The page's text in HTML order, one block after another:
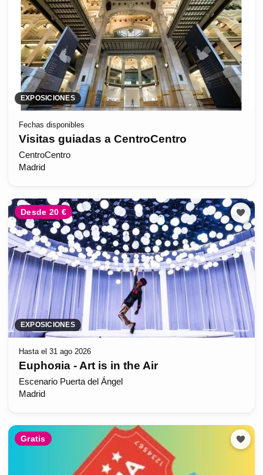
EXPOSICIONES
Fechas disponibles
Visitas guiadas a CentroCentro
CentroCentro
Madrid
Desde 20 €
EXPOSICIONES
Hasta el 31 ago 2026
Euphoяia - Art is in the Air
Escenario Puerta del Ángel
Madrid
Gratis